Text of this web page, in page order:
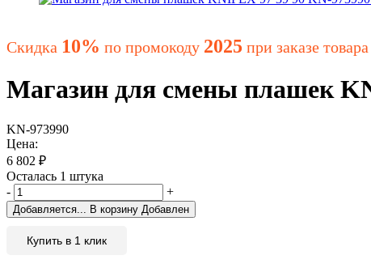
Скидка 10% по промокоду 2025 при заказе
Магазин для смены плашек
KN-973990
Цена:
6 802 ₽
Осталась 1 штука
-
+
Добавляется... В корзину Добавлен
Купить в 1 клик